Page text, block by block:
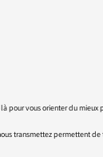
pour vous orienter du mieux
transmettez permettent